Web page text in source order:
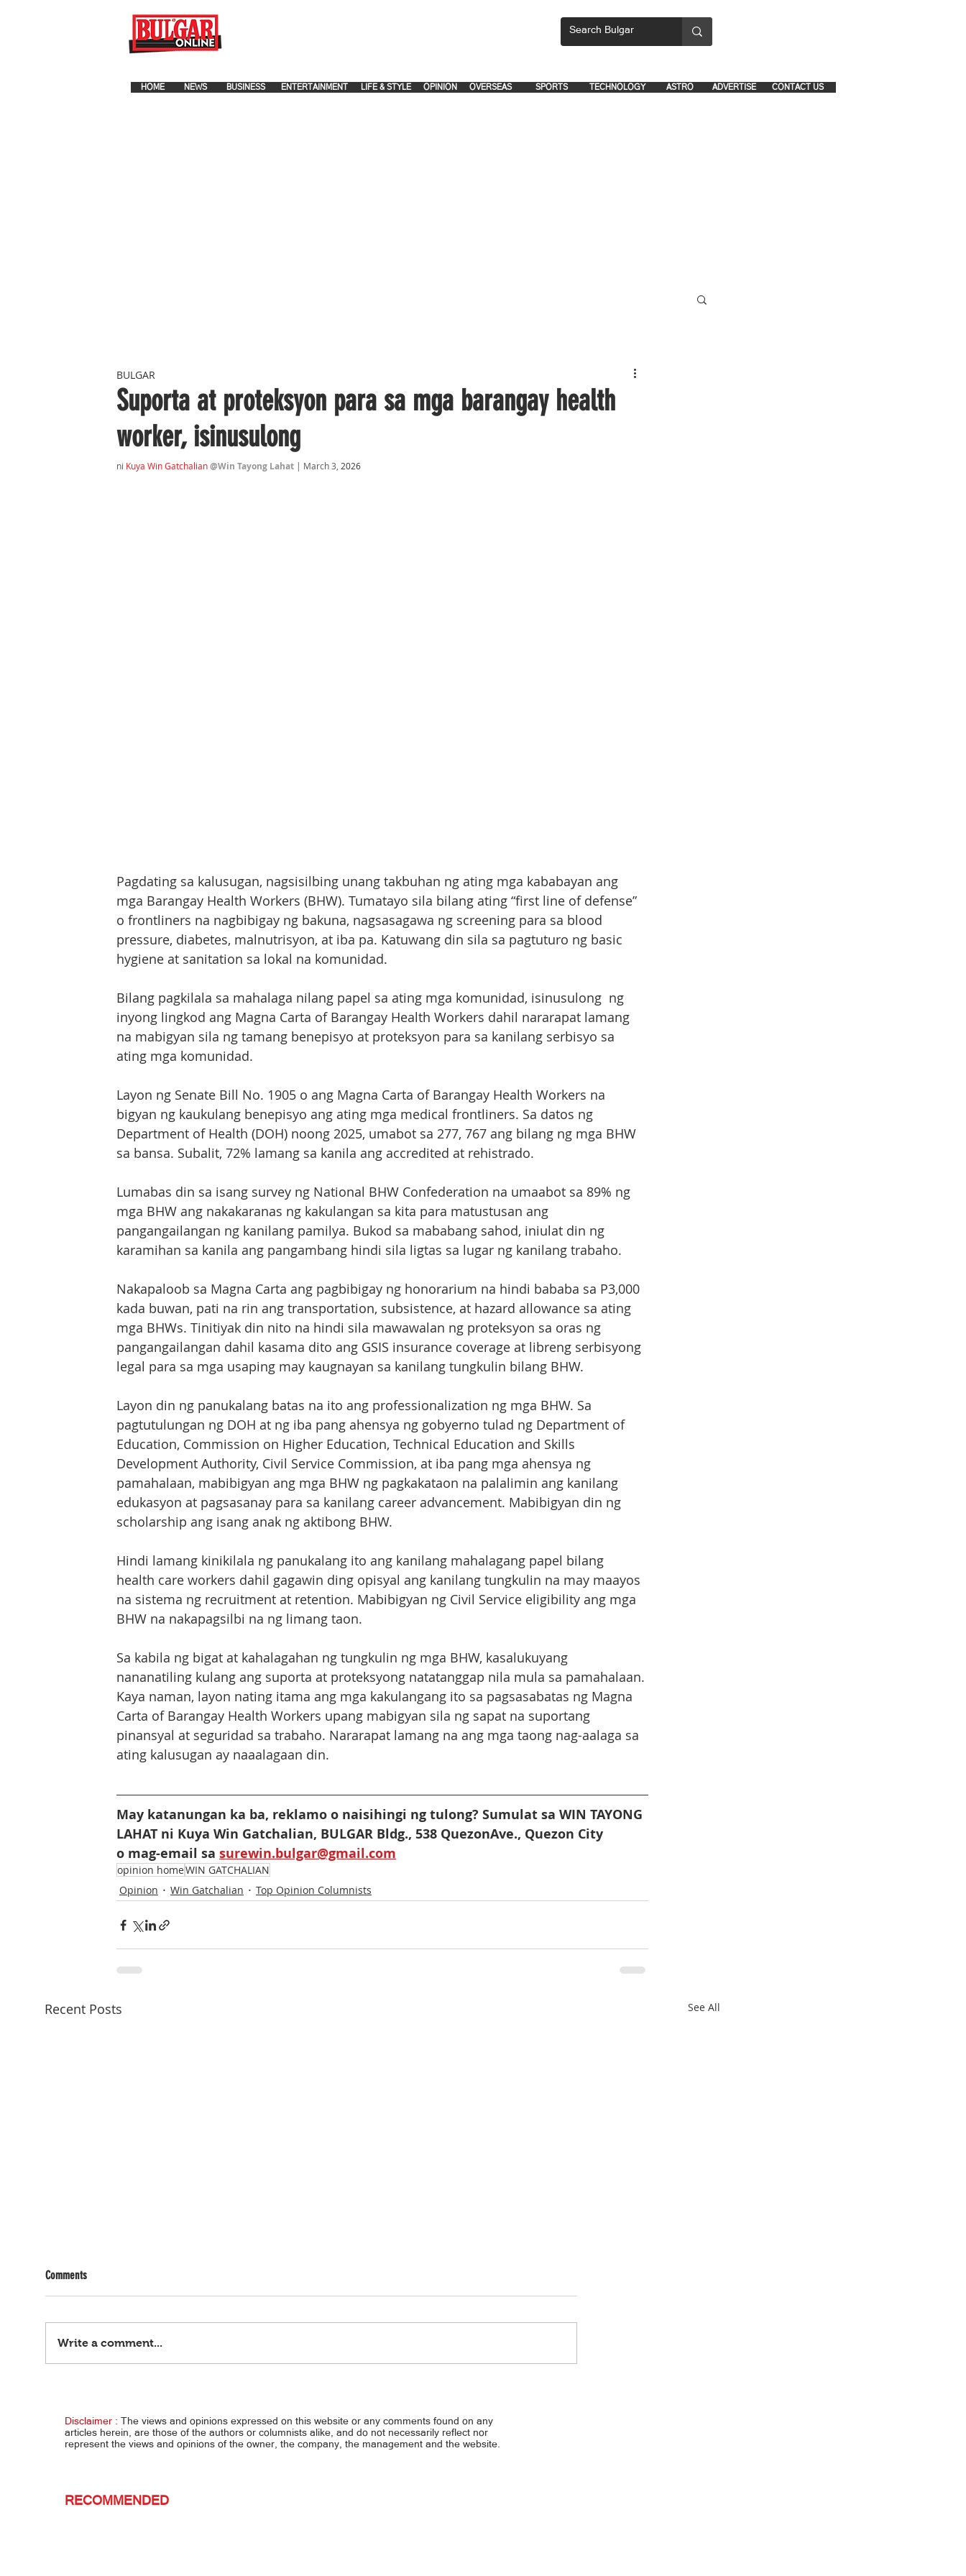
CONTACT US
ADVERTISE
ASTRO
TECHNOLOGY
SPORTS
OVERSEAS
OPINION
LIFE & STYLE
ENTERTAINMENT
NEWS
HOME BUSINESS . .
Suporta at proteksyon para sa mga barangay health
worker, isinusulong
BULGAR
ni Kuya Win Gatchalian@Win Tayong Lahat | March 3, 2026
Pagdating sa kalusugan, nagsisilbing unang takbuhan ng ating mga kababayan ang
mga Barangay Health Workers (BHW). Tumatayo sila bilang ating “first line of defense”
o frontliners na nagbibigay ng bakuna, nagsasagawa ng screening para sa blood
pressure, diabetes, malnutrisyon, at iba pa. Katuwang din sila sa pagtuturo ng basic
hygiene at sanitation sa lokal na komunidad.
Bilang pagkilala sa mahalaga nilang papel sa ating mga komunidad, isinusulong  ng
inyong lingkod ang Magna Carta of Barangay Health Workers dahil nararapat lamang
na mabigyan sila ng tamang benepisyo at proteksyon para sa kanilang serbisyo sa
ating mga komunidad.
Layon ng Senate Bill No. 1905 o ang Magna Carta of Barangay Health Workers na
bigyan ng kaukulang benepisyo ang ating mga medical frontliners. Sa datos ng
Department of Health (DOH) noong 2025, umabot sa 277, 767 ang bilang ng mga BHW
sa bansa. Subalit, 72% lamang sa kanila ang accredited at rehistrado.
Lumabas din sa isang survey ng National BHW Confederation na umaabot sa 89% ng
mga BHW ang nakakaranas ng kakulangan sa kita para matustusan ang
pangangailangan ng kanilang pamilya. Bukod sa mababang sahod, iniulat din ng
karamihan sa kanila ang pangambang hindi sila ligtas sa lugar ng kanilang trabaho.
Nakapaloob sa Magna Carta ang pagbibigay ng honorarium na hindi bababa sa P3,000
kada buwan, pati na rin ang transportation, subsistence, at hazard allowance sa ating
mga BHWs. Tinitiyak din nito na hindi sila mawawalan ng proteksyon sa oras ng
pangangailangan dahil kasama dito ang GSIS insurance coverage at libreng serbisyong
legal para sa mga usaping may kaugnayan sa kanilang tungkulin bilang BHW.
Layon din ng panukalang batas na ito ang professionalization ng mga BHW. Sa
pagtutulungan ng DOH at ng iba pang ahensya ng gobyerno tulad ng Department of
Education, Commission on Higher Education, Technical Education and Skills
Development Authority, Civil Service Commission, at iba pang mga ahensya ng
pamahalaan, mabibigyan ang mga BHW ng pagkakataon na palalimin ang kanilang
edukasyon at pagsasanay para sa kanilang career advancement. Mabibigyan din ng
scholarship ang isang anak ng aktibong BHW.
Hindi lamang kinikilala ng panukalang ito ang kanilang mahalagang papel bilang
health care workers dahil gagawin ding opisyal ang kanilang tungkulin na may maayos
na sistema ng recruitment at retention. Mabibigyan ng Civil Service eligibility ang mga
BHW na nakapagsilbi na ng limang taon.
Sa kabila ng bigat at kahalagahan ng tungkulin ng mga BHW, kasalukuyang
nananatiling kulang ang suporta at proteksyong natatanggap nila mula sa pamahalaan.
Kaya naman, layon nating itama ang mga kakulangang ito sa pagsasabatas ng Magna
Carta of Barangay Health Workers upang mabigyan sila ng sapat na suportang
pinansyal at seguridad sa trabaho. Nararapat lamang na ang mga taong nag-aalaga sa
ating kalusugan ay naaalagaan din.
May katanungan ka ba, reklamo o naisihingi ng tulong? Sumulat sa WIN TAYONG
LAHAT ni Kuya Win Gatchalian, BULGAR Bldg., 538 QuezonAve., Quezon City
o mag-email sa surewin.bulgar@gmail.com
opinion homeWIN GATCHALIAN
Opinion
Win Gatchalian Top Opinion Columnists
Recent Posts See All
Comments
Write a comment...
Disclaimer : The views and opinions expressed on this website or any comments found on any
articles herein, are those of the authors or columnists alike, and do not necessarily reflect nor
represent the views and opinions of the owner, the company, the management and the website.
RECOMMENDED